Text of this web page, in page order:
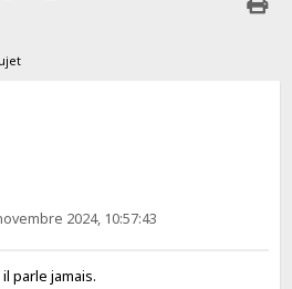
2024, 10:57:43
il parle jamais.